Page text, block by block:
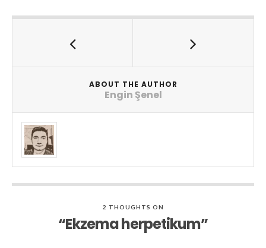
ABOUT THE AUTHOR
Engin Şenel
2 THOUGHTS ON
“Ekzema herpetikum”